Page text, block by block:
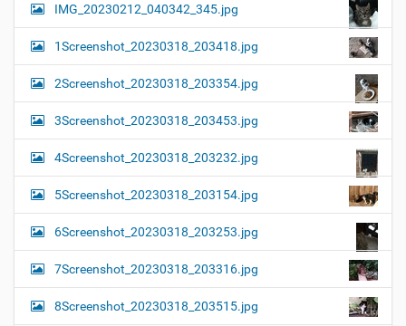
IMG_20230212_040342_345.jpg
1Screenshot_20230318_203418.jpg
2Screenshot_20230318_203354.jpg
3Screenshot_20230318_203453.jpg
4Screenshot_20230318_203232.jpg
5Screenshot_20230318_203154.jpg
6Screenshot_20230318_203253.jpg
7Screenshot_20230318_203316.jpg
8Screenshot_20230318_203515.jpg